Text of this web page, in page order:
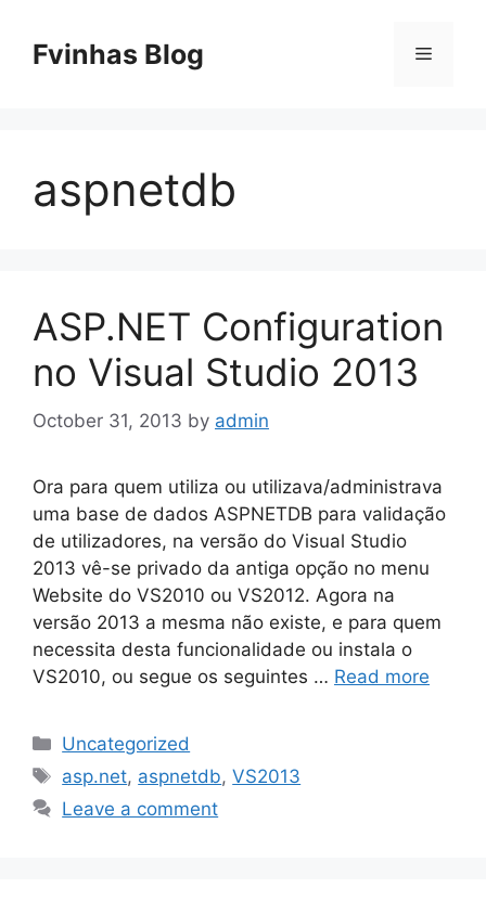
contentFvinhas Blog Menu
aspnetdb
ASP.NET Configuration
no Visual Studio 2013
October 31, 2013 by admin
Ora para quem utiliza ou utilizava/administrava
uma base de dados ASPNETDB para validação
de utilizadores, na versão do Visual Studio
2013 vê-se privado da antiga opção no menu
Website do VS2010 ou VS2012. Agora na
versão 2013 a mesma não existe, e para quem
necessita desta funcionalidade ou instala o
VS2010, ou segue os seguintes … Read more
Categories
Uncategorized
Tags
asp.net, aspnetdb,VS2013
Leave a comment